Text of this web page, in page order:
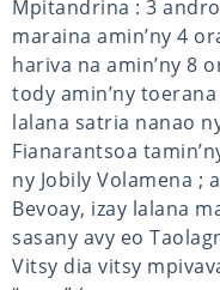
Mpitandrina : 3
maraina amin’ny 4
hariva na amin’ny 8
tody amin’ny
lalana satria nanao
Fianarantsoa
ny Jobily Volamena ;
Bevoay, izay lalana
sasany avy eo
Vitsy dia vitsy